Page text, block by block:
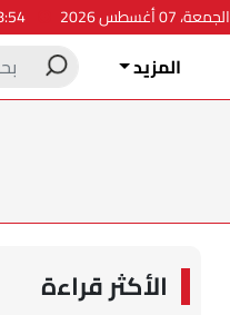
الجمعة، 07 أغسطس 2026
المزيد
الأكثر قراءة